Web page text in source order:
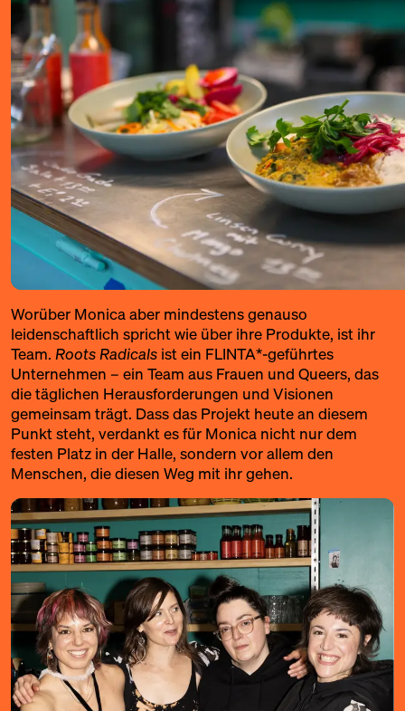
Worüber Monica aber mindestens genauso
leidenschaftlich spricht wie über ihre Produkte, ist ihr
Team. Roots Radicals ist ein FLINTA*-geführtes
Unternehmen – ein Team aus Frauen und Queers, das
die täglichen Herausforderungen und Visionen
gemeinsam trägt. Dass das Projekt heute an diesem
Punkt steht, verdankt es für Monica nicht nur dem
festen Platz in der Halle, sondern vor allem den
Menschen, die diesen Weg mit ihr gehen.